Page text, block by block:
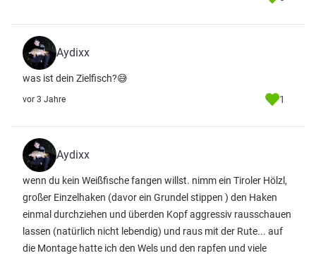
Aydixx
was ist dein Zielfisch?😅
vor 3 Jahre 1
Aydixx
wenn du kein Weißfische fangen willst. nimm ein Tiroler Hölzl,
großer Einzelhaken (davor ein Grundel stippen ) den Haken
einmal durchziehen und überden Kopf aggressiv rausschauen
lassen (natürlich nicht lebendig) und raus mit der Rute... auf
die Montage hatte ich den Wels und den rapfen und viele